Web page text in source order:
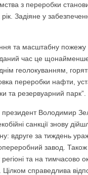
з переробки
Задіяне у
та масштабну пожежу
час це
геолокуванням,
переробки нафти,
та резервуарний парк”.
президент Володимир
санкції знову
вдруге за тиждень
завод. Також
регіоні та на тимчасово
Цілком справедлива